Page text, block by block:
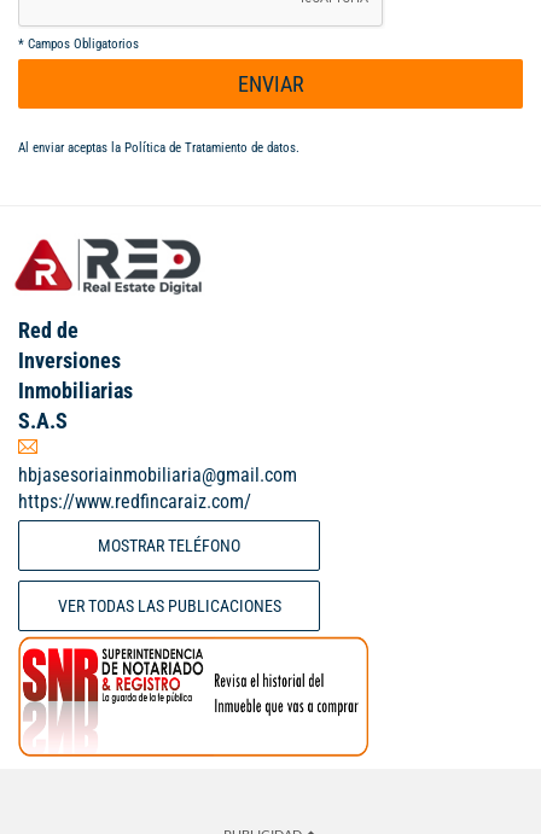
* Campos Obligatorios
ENVIAR
Al enviar aceptas la Política de Tratamiento de datos.
Red de
Inversiones
Inmobiliarias
S.A.S
hbjasesoriainmobiliaria@gmail.com
https://www.redfincaraiz.com/
MOSTRAR TELÉFONO
VER TODAS LAS PUBLICACIONES